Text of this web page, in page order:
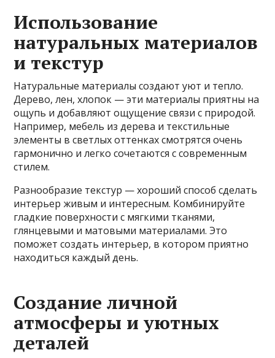
Использование
натуральных материалов
и текстур
Натуральные материалы создают уют и тепло.
Дерево, лен, хлопок — эти материалы приятны на
ощупь и добавляют ощущение связи с природой.
Например, мебель из дерева и текстильные
элементы в светлых оттенках смотрятся очень
гармонично и легко сочетаются с современным
стилем.
Разнообразие текстур — хороший способ сделать
интерьер живым и интересным. Комбинируйте
гладкие поверхности с мягкими тканями,
глянцевыми и матовыми материалами. Это
поможет создать интерьер, в котором приятно
находиться каждый день.
Создание личной
атмосферы и уютных
деталей